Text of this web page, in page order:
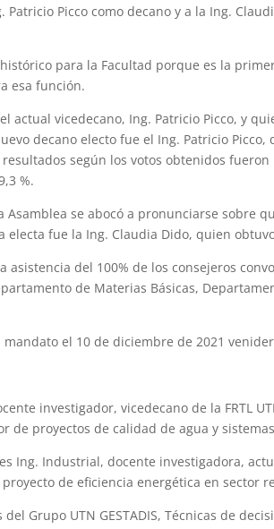
Picco como decano y a la Ing.
para la Facultad porque es la
esa función.
actual vicedecano, Ing. Patricio Picco, y
decano electo fue el Ing. Patricio
según los votos obtenidos fueron
%.
se abocó a pronunciarse sobre
electa fue la Ing. Claudia Dido, quien
asistencia del 100% de los consejeros
de Materias Básicas,
el 10 de diciembre de 2021
investigador, vicedecano de la FRTL
de proyectos de calidad de agua y
Ing. Industrial, docente investigadora,
de eficiencia energética en sector
Grupo UTN GESTADIS, Técnicas de